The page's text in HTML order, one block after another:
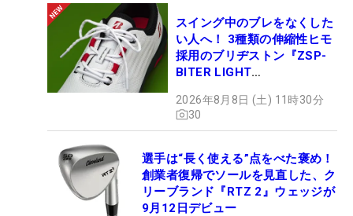
スイング中のブレをなくした
い人へ！ 3種類の伸縮性ヒモ
採用のブリヂストン『ZSP-
BITER LIGHT
ュー
2026年8月8日 (土) 11時30分
30
選手は“長く使える”点をべた褒め！
創業者復帰でソールを見直した、ク
リーブランド『RTZ 2』ウェッジが
9月12日デビュー